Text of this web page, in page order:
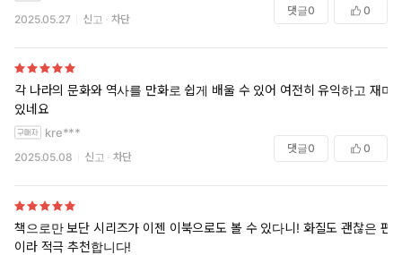
2025.05.27 신고 차단
댓글0 0
각 나라의 문화와 역사를 만화로 쉽게 배울 수 있어 여전히 유익하고 재미
있네요
kre***
2025.05.08 신고 차단
댓글0 0
책으로만 보단 시리즈가 이젠 이북으로도 볼 수 있다니! 화질도 괜찮은 편
이라 적극 추천합니다!